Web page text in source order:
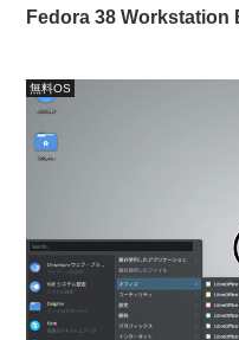
Fedora 38 Workstation
無料OS